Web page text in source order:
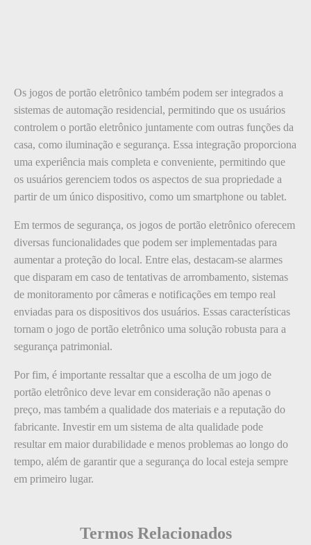
Os jogos de portão eletrônico também podem ser integrados a
sistemas de automação residencial, permitindo que os usuários
controlem o portão eletrônico juntamente com outras funções da
casa, como iluminação e segurança. Essa integração proporciona
uma experiência mais completa e conveniente, permitindo que
os usuários gerenciem todos os aspectos de sua propriedade a
partir de um único dispositivo, como um smartphone ou tablet.
Em termos de segurança, os jogos de portão eletrônico oferecem
diversas funcionalidades que podem ser implementadas para
aumentar a proteção do local. Entre elas, destacam-se alarmes
que disparam em caso de tentativas de arrombamento, sistemas
de monitoramento por câmeras e notificações em tempo real
enviadas para os dispositivos dos usuários. Essas características
tornam o jogo de portão eletrônico uma solução robusta para a
segurança patrimonial.
Por fim, é importante ressaltar que a escolha de um jogo de
portão eletrônico deve levar em consideração não apenas o
preço, mas também a qualidade dos materiais e a reputação do
fabricante. Investir em um sistema de alta qualidade pode
resultar em maior durabilidade e menos problemas ao longo do
tempo, além de garantir que a segurança do local esteja sempre
em primeiro lugar.
Termos Relacionados